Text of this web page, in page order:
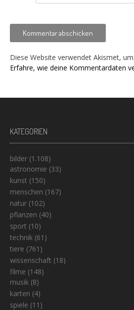
Diese Website verwendet Akismet,
Erfahre, wie deine Kommentardaten
KATEGORIEN
bilder (1.108)
astronomie (33)
kunst (150)
menschen (167)
natur (102)
pflanzen (40)
sport (10)
technik (61)
tiere (761)
wissenschaft (18)
filme (148)
musik (8)
karten (4)
spiele (11)